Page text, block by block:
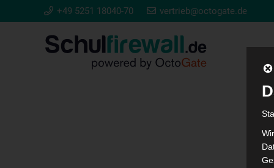
+49 5251 18040-70 vertrieb@octogate.de